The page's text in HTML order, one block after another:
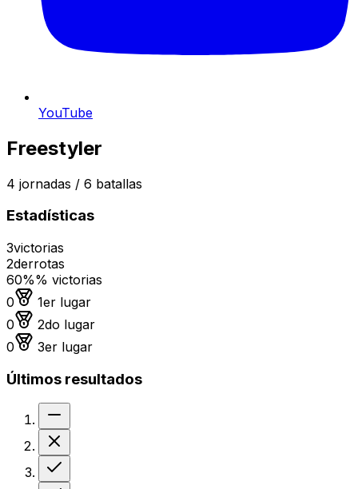
YouTube
Freestyler
4 jornadas / 6 batallas
Estadísticas
3victorias
2derrotas
60%% victorias
0
Medalla de oro
1er lugar
0
Medalla de plata
2do lugar
0
Medalla de bronce
3er lugar
Últimos resultados